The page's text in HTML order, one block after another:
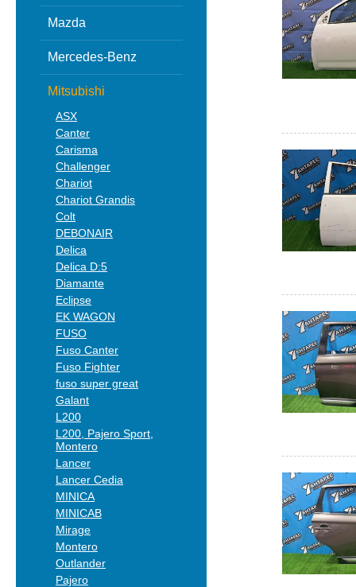
Mazda
Mercedes-Benz
Mitsubishi
ASX
Canter
Carisma
Challenger
Chariot
Chariot Grandis
Colt
DEBONAIR
Delica
Delica D:5
Diamante
Eclipse
EK WAGON
FUSO
Fuso Canter
Fuso Fighter
fuso super great
Galant
L200
L200, Pajero Sport,
Montero
Lancer
Lancer Cedia
MINICA
MINICAB
Mirage
Montero
Outlander
Pajero